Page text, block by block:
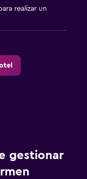
realizar un
gestionar